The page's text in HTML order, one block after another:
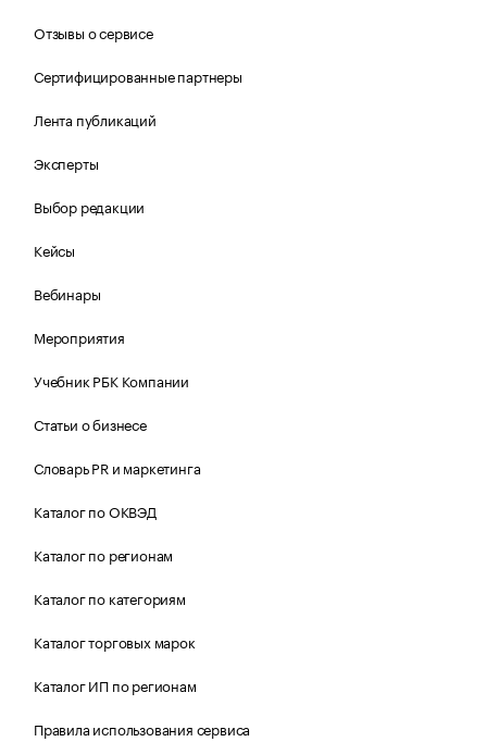
Отзывы о сервисе
Сертифицированные партнеры
Лента публикаций
Эксперты
Выбор редакции
Кейсы
Вебинары
Мероприятия
Учебник РБК Компании
Статьи о бизнесе
Словарь PR и маркетинга
Каталог по ОКВЭД
Каталог по регионам
Каталог по категориям
Каталог торговых марок
Каталог ИП по регионам
Правила использования сервиса